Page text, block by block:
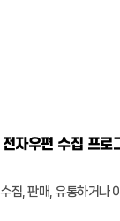
자우편 수집 프
집, 판매, 유통하거